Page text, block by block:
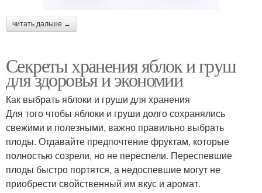
читать дальше →
Секреты хранения яблок и груш
для здоровья и экономии
Как выбрать яблоки и груши для хранения
Для того чтобы яблоки и груши долго сохранялись
свежими и полезными, важно правильно выбрать
плоды. Отдавайте предпочтение фруктам, которые
полностью созрели, но не переспели. Переспевшие
плоды быстро портятся, а недоспевшие могут не
приобрести свойственный им вкус и аромат.